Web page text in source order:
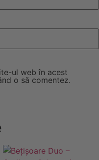
ul web în acest
o să comentez.